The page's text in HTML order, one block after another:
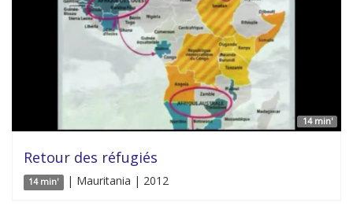
14 min'
Retour des réfugiés
14 min' | Mauritania | 2012